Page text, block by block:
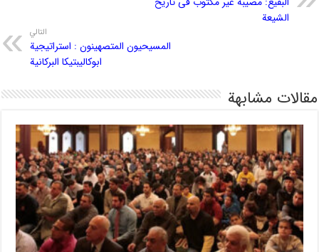
الشیعة
التالي
المسيحيون المتصهينون : استراتيجية
ابوكاليبتيكا البركانية
مقالات مشابهة